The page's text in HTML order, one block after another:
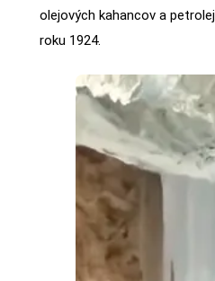
olejových kahancov a
roku 1924.